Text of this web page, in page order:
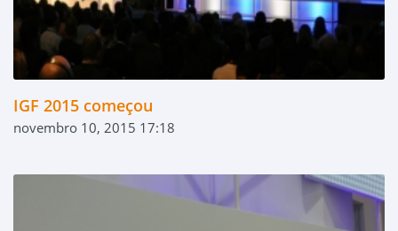
IGF 2015 começou
novembro 10, 2015 17:18